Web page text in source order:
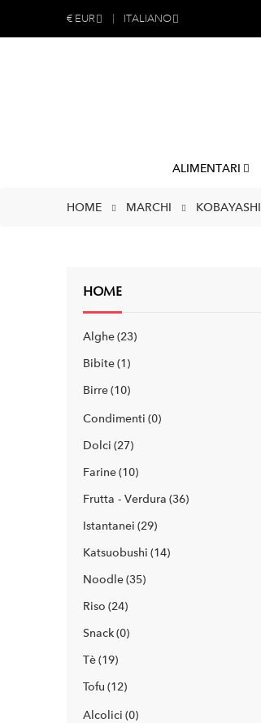
€ EUR ITALIANO
ALIMENTARI
HOME MARCHI KOBAYASHI
HOME
Alghe 23
Bibite 1
Birre 10
Condimenti 0
Dolci 27
Farine 10
Frutta - Verdura 36
Istantanei 29
Katsuobushi 14
Noodle 35
Riso 24
Snack 0
Tè 19
Tofu 12
Alcolici 0